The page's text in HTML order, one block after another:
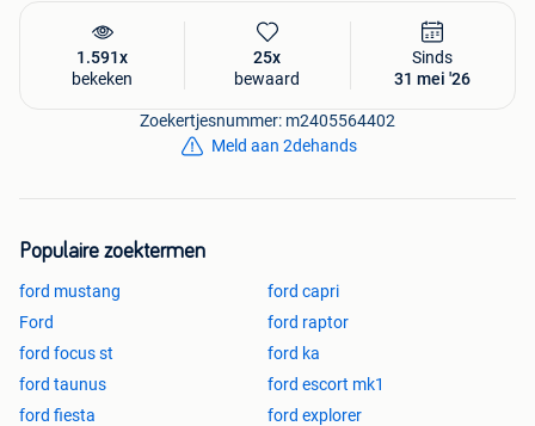
1.591x
bekeken
25x
bewaard
Sinds
31 mei '26
Zoekertjesnummer: m2405564402
Meld aan 2dehands
Populaire zoektermen
ford mustang
ford capri
Ford
ford raptor
ford focus st
ford ka
ford taunus
ford escort mk1
ford fiesta
ford explorer